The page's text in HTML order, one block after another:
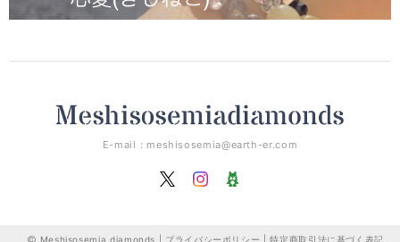
E-mail： meshisosemia@earth-er.com
Meshisosemia diamonds | プライバシーポリシー |特定商取引法に基づく表記